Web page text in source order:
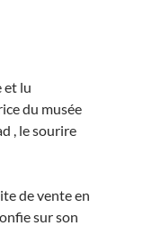
et lu
du musée
, le sourire
de vente en
sur son